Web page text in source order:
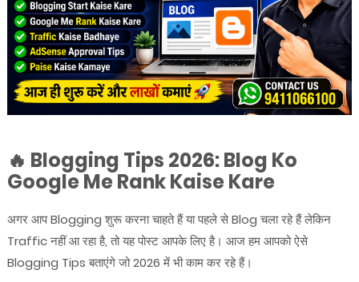
🔥 Blogging Tips 2026: Blog Ko
Google Me Rank Kaise Kare
अगर आप Blogging शुरू करना चाहते हैं या पहले से Blog चला रहे हैं लेकिन
Traffic नहीं आ रहा है, तो यह पोस्ट आपके लिए है। आज हम आपको ऐसे
Blogging Tips बताएंगे जो 2026 में भी काम कर रहे हैं।